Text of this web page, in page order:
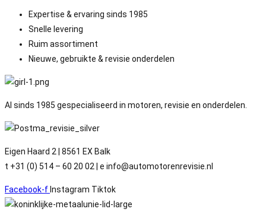
Expertise & ervaring sinds 1985
Snelle levering
Ruim assortiment
Nieuwe, gebruikte & revisie onderdelen
Al sinds 1985 gespecialiseerd in motoren, revisie en onderdelen.
Eigen Haard 2 | 8561 EX Balk
t +31 (0) 514 – 60 20 02 | e info@automotorenrevisie.nl
Facebook-f Instagram Tiktok